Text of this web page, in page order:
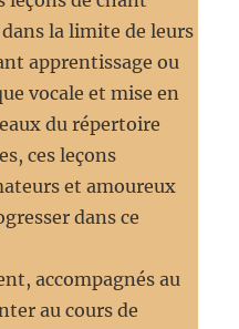
la limite de leurs
apprentissage ou
vocale et mise en
du répertoire
ces leçons
et amoureux
dans ce
accompagnés au
au cours de